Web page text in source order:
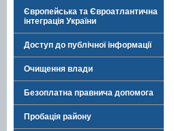
Європейська та Євроатлантична
інтеграція України
Доступ до публічної інформації
Очищення влади
Безоплатна правнича допомога
Пробація району